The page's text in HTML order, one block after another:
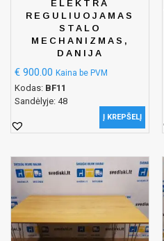
ELEKTRA
REGULIUOJAMAS
STALO
MECHANIZMAS,
DANIJA
€ 900.00 Kaina be PVM
Kodas: BF11
Sandėlyje: 48
Į KREPŠELĮ